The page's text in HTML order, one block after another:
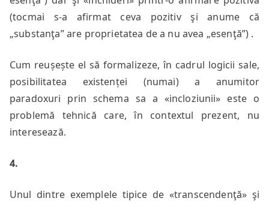
(tocmai s-a afirmat ceva pozitiv şi anume că
„substanţa” are proprietatea de a nu avea „esenţă”) .
Cum reușește el să formalizeze, în cadrul logicii sale,
posibilitatea existenței (numai) a anumitor
paradoxuri prin schema sa a «incloziunii» este o
problemă tehnică care, în contextul prezent, nu
interesează.
4.
Unul dintre exemplele tipice de «transcendenţă» şi